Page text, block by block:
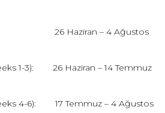
26 Haziran – 4 Ağustos
1-3): 26 Haziran – 14 Temmuz
4-6): 17 Temmuz – 4 Ağustos